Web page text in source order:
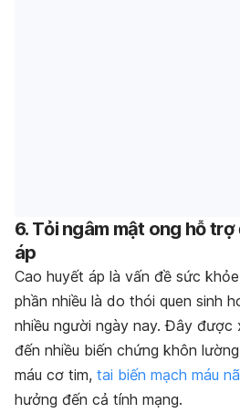
6. Tỏi ngâm mật ong hỗ
áp
Cao huyết áp là vấn đề sức
phần nhiều là do thói quen sinh
nhiều người ngày nay. Đây được
đến nhiều biến chứng khôn
máu cơ tim, tai biến mạch máu
hưởng đến cả tính mạng.